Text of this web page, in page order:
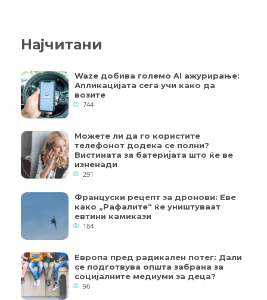
Најчитани
Waze добива големо AI ажурирање:
Апликацијата сега учи како да
возите
744
Можете ли да го користите
телефонот додека се полни?
Вистината за батеријата што ќе ве
изненади
291
Француски рецепт за дронови: Еве
како „Рафалите“ ќе уништуваат
евтини камикази
184
Европа пред радикален потег: Дали
се подготвува општа забрана за
социјалните медиуми за деца?
96